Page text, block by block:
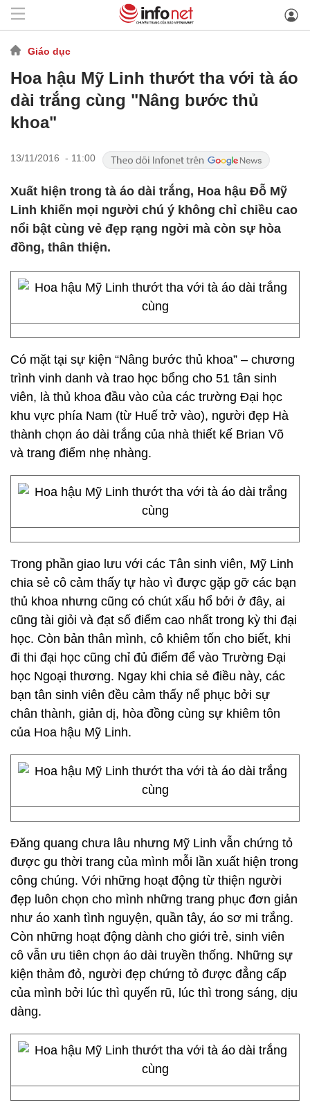
Giáo dục
Hoa hậu Mỹ Linh thướt tha với tà áo
dài trắng cùng "Nâng bước thủ
khoa"
13/11/2016 - 11:00
Xuất hiện trong tà áo dài trắng, Hoa hậu Đỗ Mỹ
Linh khiến mọi người chú ý không chỉ chiều cao
nổi bật cùng vẻ đẹp rạng ngời mà còn sự hòa
đồng, thân thiện.
Có mặt tại sự kiện “Nâng bước thủ khoa” – chương
trình vinh danh và trao học bổng cho 51 tân sinh
viên, là thủ khoa đầu vào của các trường Đại học
khu vực phía Nam (từ Huế trở vào), người đẹp Hà
thành chọn áo dài trắng của nhà thiết kế Brian Võ
và trang điểm nhẹ nhàng.
Trong phần giao lưu với các Tân sinh viên, Mỹ Linh
chia sẻ cô cảm thấy tự hào vì được gặp gỡ các bạn
thủ khoa nhưng cũng có chút xấu hổ bởi ở đây, ai
cũng tài giỏi và đạt số điểm cao nhất trong kỳ thi đại
học. Còn bản thân mình, cô khiêm tốn cho biết, khi
đi thi đại học cũng chỉ đủ điểm để vào Trường Đại
học Ngoại thương. Ngay khi chia sẻ điều này, các
bạn tân sinh viên đều cảm thấy nể phục bởi sự
chân thành, giản dị, hòa đồng cùng sự khiêm tôn
của Hoa hậu Mỹ Linh.
Đăng quang chưa lâu nhưng Mỹ Linh vẫn chứng tỏ
được gu thời trang của mình mỗi lần xuất hiện trong
công chúng. Với những hoạt động từ thiện người
đẹp luôn chọn cho mình những trang phục đơn giản
như áo xanh tình nguyện, quần tây, áo sơ mi trắng.
Còn những hoạt động dành cho giới trẻ, sinh viên
cô vẫn ưu tiên chọn áo dài truyền thống. Những sự
kiện thảm đỏ, người đẹp chứng tỏ được đẳng cấp
của mình bởi lúc thì quyến rũ, lúc thì trong sáng, dịu
dàng.